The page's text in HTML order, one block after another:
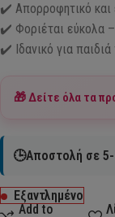
✔️ Απορροφητικό και
✔️ Φοριέται εύκολα
✔️ Ιδανικό για
🎁 Δείτε όλα τα
🕒Αποστολή σε 5-
Εξαντλημένο
Add to